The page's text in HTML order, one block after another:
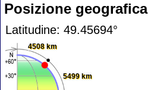
Posizione geografica
Latitudine: 49.45694°
4508 km
5499 km